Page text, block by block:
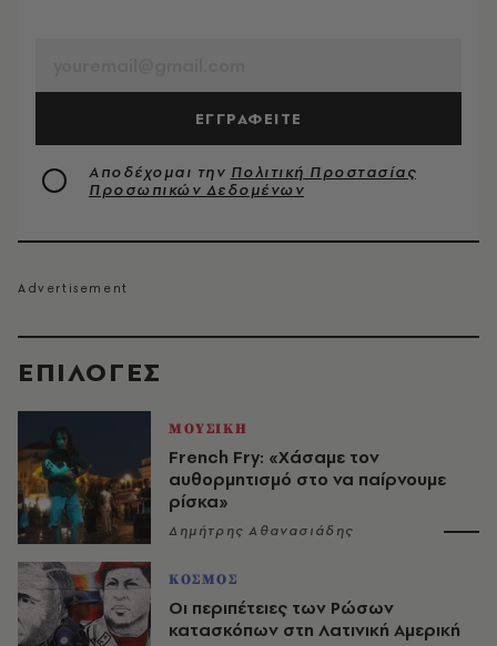
EΠΙΛΟΓΈΣ
ΜΟΥΣΙΚΗ
French Fry: «Χάσαμε τον
αυθορμητισμό στο να παίρνουμε
ρίσκα»
Δημήτρης Αθανασιάδης
ΚΟΣΜΟΣ
Οι περιπέτειες των Ρώσων
κατασκόπων στη Λατινική Αμερική
ΕΓΓΡΑΦΕΙΤΕ
Αποδέχομαι την Πολιτική Προστασίας
Προσωπικών Δεδομένων